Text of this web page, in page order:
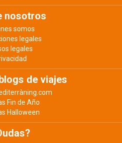
nosotros
somos
legales
legales
de viajes
Fin de Año
Halloween